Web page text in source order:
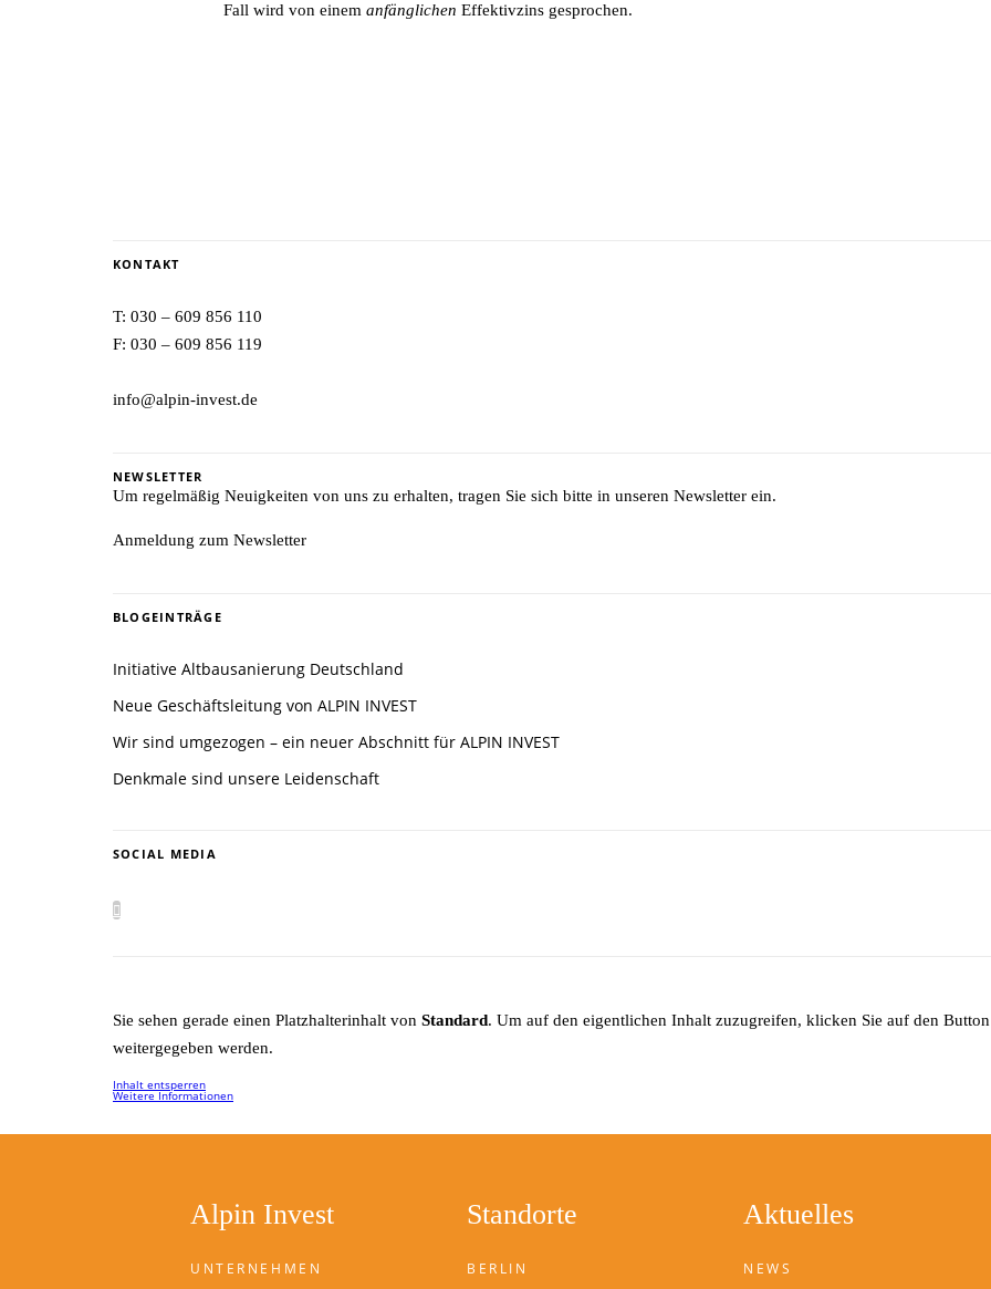
Fall wird von ei­nem an­fäng­li­chen Ef­fek­tiv­zins gesprochen.
KONTAKT
T: 030 – 609 856 110
F: 030 – 609 856 119
info@alpin-invest.de
NEWSLETTER
Um regelmäßig Neuigkeiten von uns zu erhalten, tragen Sie sich bitte in unseren Newsletter ein.
Anmeldung zum Newsletter
BLOGEINTRÄGE
Initiative Altbausanierung Deutschland
Neue Geschäftsleitung von ALPIN INVEST
Wir sind umgezogen – ein neuer Abschnitt für ALPIN INVEST
Denkmale sind unsere Leidenschaft
SOCIAL MEDIA
Sie sehen gerade einen Platzhalterinhalt von Standard. Um auf den eigentlichen Inhalt zuzugreifen, klicken Sie auf den
weitergegeben werden.
Inhalt entsperren
Weitere Informationen
Alpin Invest
UNTERNEHMEN
Standorte
BERLIN
Aktuelles
NEWS